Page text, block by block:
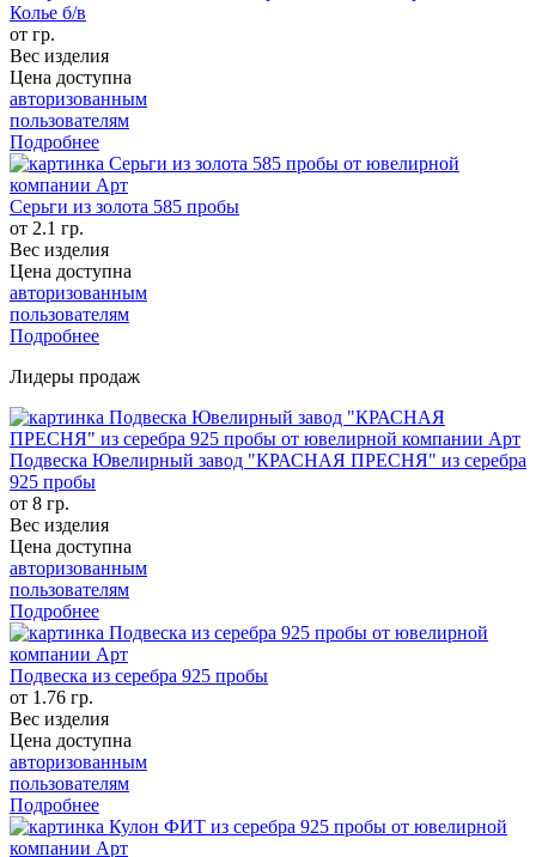
Колье б/в
от гр.
Вес изделия
Цена доступна
авторизованным
пользователям
Подробнее
Серьги из золота 585 пробы
от 2.1 гр.
Вес изделия
Цена доступна
авторизованным
пользователям
Подробнее
Лидеры продаж
Подвеска Ювелирный завод "КРАСНАЯ ПРЕСНЯ" из серебра
925 пробы
от 8 гр.
Вес изделия
Цена доступна
авторизованным
пользователям
Подробнее
Подвеска из серебра 925 пробы
от 1.76 гр.
Вес изделия
Цена доступна
авторизованным
пользователям
Подробнее